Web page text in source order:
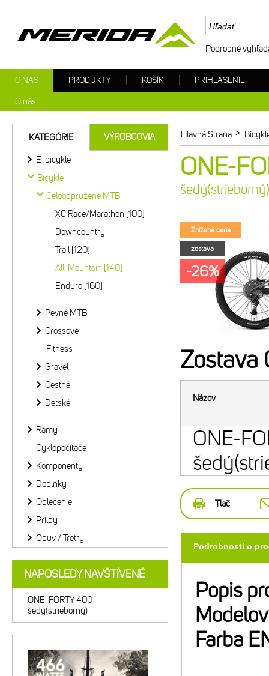
Hlavná Strana >
ONE-
šedý(strieborný)
Znížená cena
zostava
-26%
Zostava
Názov
ONE-
Tlač
Podrobnosti o
Popis
Farba
KATEGÓRIE VÝROBCOVIA
E-bicykle
Bicykle
Celoodpružené MTB
XC Race/Marathon [100]
Downcountry
Trail [120]
All-Mountain [140]
Enduro [160]
Pevné MTB
Crossové
Fitness
Gravel
Cestné
Detské
Rámy
Cyklopočítače
Komponenty
Doplnky
Oblečenie
Prilby
Obuv / Tretry
NAPOSLEDY NAVŠTÍVENÉ
ONE-FORTY 400
šedý(strieborný)
Podrobné
O NÁS
O nás
PRODUKTY KOŠÍK PRIHLÁSENIE